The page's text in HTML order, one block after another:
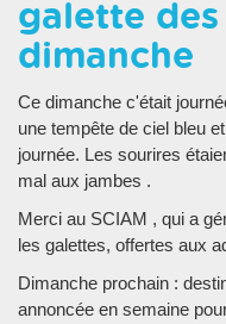
galette
dimanche
Ce dimanche c'était
une tempête de ciel bleu
journée. Les sourires
mal aux jambes .
Merci au SCIAM , qui a
les galettes, offertes aux
Dimanche prochain :
annoncée en semaine